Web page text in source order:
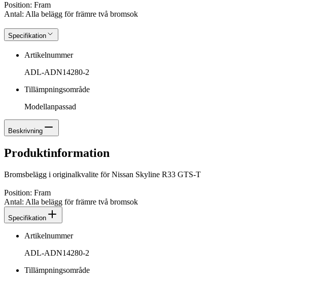
Position: Fram
Antal: Alla belägg för främre två bromsok
Specifikation
Artikelnummer
ADL-ADN14280-2
Tillämpningsområde
Modellanpassad
Beskrivning
Produktinformation
Bromsbelägg i originalkvalite för Nissan Skyline R33 GTS-T
Position: Fram
Antal: Alla belägg för främre två bromsok
Specifikation
Artikelnummer
ADL-ADN14280-2
Tillämpningsområde